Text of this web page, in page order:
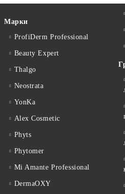
Марки
ProfiDerm Professional
Beauty Expert
Thalgo
Neostrata
YonKa
Alex Cosmetic
Phyts
Phytomer
Mi Amante Professional
DermaOXY